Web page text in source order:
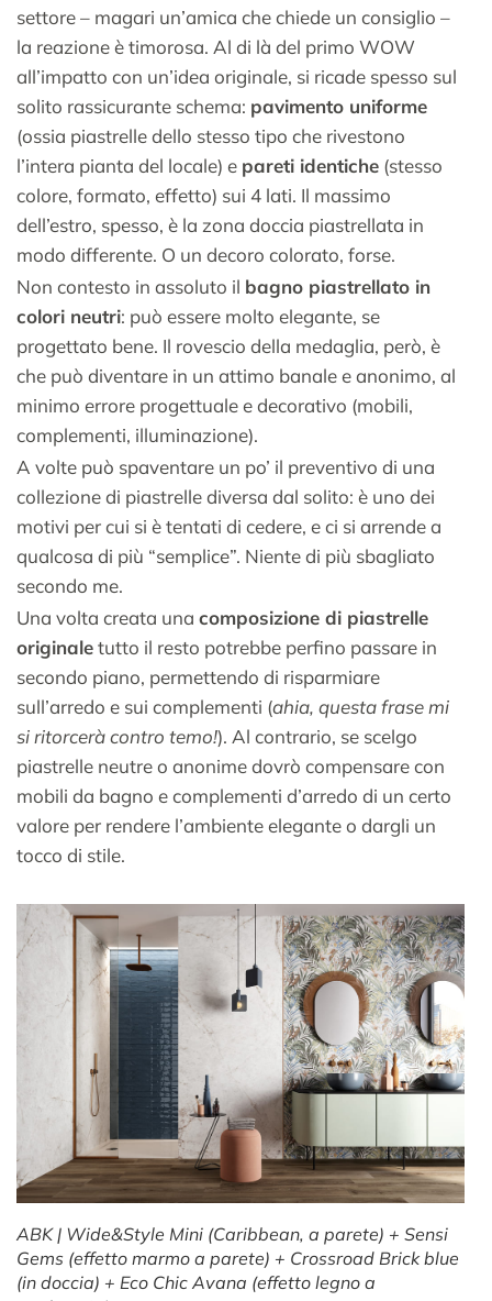
settore – magari un’amica che chiede un consiglio –
la reazione è timorosa. Al di là del primo WOW
all’impatto con un’idea originale, si ricade spesso sul
solito rassicurante schema: pavimento uniforme
(ossia piastrelle dello stesso tipo che rivestono
l’intera pianta del locale) e pareti identiche (stesso
colore, formato, effetto) sui 4 lati. Il massimo
dell’estro, spesso, è la zona doccia piastrellata in
modo differente. O un decoro colorato, forse.
Non contesto in assoluto il bagno piastrellato in
colori neutri: può essere molto elegante, se
progettato bene. Il rovescio della medaglia, però, è
che può diventare in un attimo banale e anonimo, al
minimo errore progettuale e decorativo (mobili,
complementi, illuminazione).
A volte può spaventare un po’ il preventivo di una
collezione di piastrelle diversa dal solito: è uno dei
motivi per cui si è tentati di cedere, e ci si arrende a
qualcosa di più “semplice”. Niente di più sbagliato
secondo me.
Una volta creata una composizione di piastrelle
originaletutto il resto potrebbe perfino passare in
secondo piano, permettendo di risparmiare
sull’arredo e sui complementi (ahia, questa frase mi
si ritorcerà contro temo!). Al contrario, se scelgo
piastrelle neutre o anonime dovrò compensare con
mobili da bagno e complementi d’arredo di un certo
valore per rendere l’ambiente elegante o dargli un
tocco di stile.
ABK | Wide&Style Mini (Caribbean, a parete) + Sensi
Gems (effetto marmo a parete) + Crossroad Brick blue
(in doccia) + Eco Chic Avana (effetto legno a